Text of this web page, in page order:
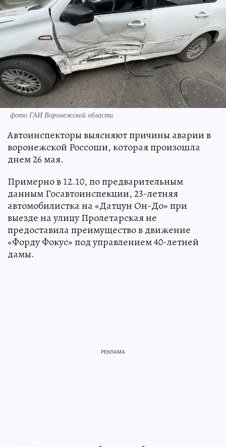
фото ГАИ Воронежской области
Автоинспекторы выясняют причины аварии в
воронежской Россоши, которая произошла
днем 26 мая.
Примерно в 12.10, по предварительным
данным Госавтоинспекции, 23-летняя
автомобилистка на «Датцун Он-До» при
выезде на улицу Пролетарская не
предоставила преимущество в движение
«Форду Фокус» под управлением 40-летней
дамы.